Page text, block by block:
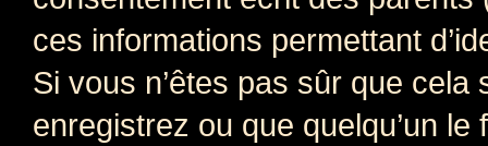
ces informations permettant
Si vous n’êtes pas sûr que
enregistrez ou que quelqu’un